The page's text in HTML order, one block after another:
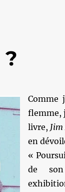
Comme
flemme,
livre,
en
«
de